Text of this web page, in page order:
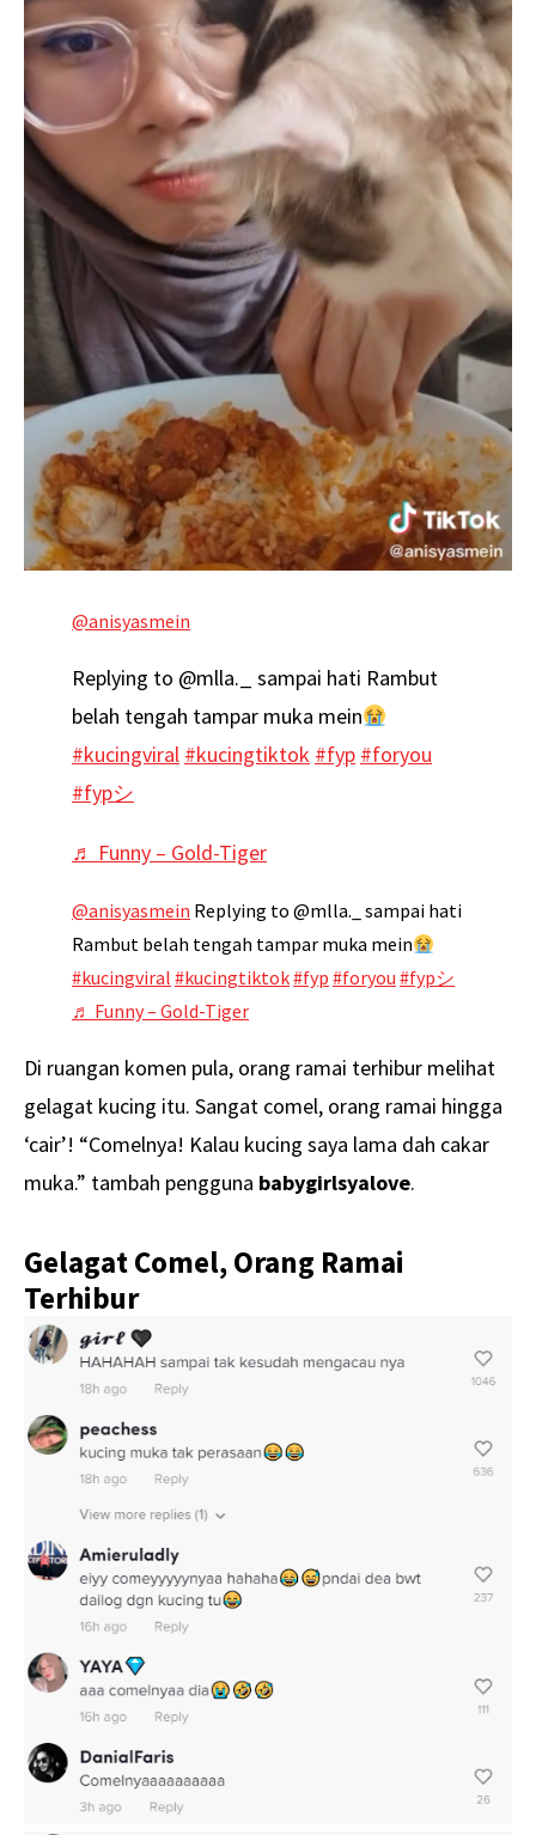
@anisyasmein
Replying to @mlla._ sampai hati Rambut
belah tengah tampar muka mein
#kucingviral #kucingtiktok #fyp #foryou
#fypシ
♬ Funny – Gold-Tiger
@anisyasmein Replying to @mlla._ sampai hati
Rambut belah tengah tampar muka mein
#kucingviral #kucingtiktok#fyp #foryou #fypシ
♬ Funny – Gold-Tiger
Di ruangan komen pula, orang ramai terhibur melihat
gelagat kucing itu. Sangat comel, orang ramai hingga
‘cair’! “Comelnya! Kalau kucing saya lama dah cakar
muka.” tambah pengguna babygirlsyalove.
Gelagat Comel, Orang Ramai
Terhibur